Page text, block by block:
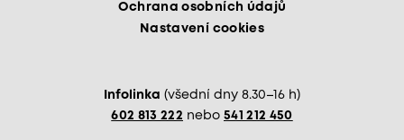
Ochrana osobních údajů
Nastavení cookies
Infolinka (všední dny 8.30–16 h)
602 813 222 nebo 541 212 450